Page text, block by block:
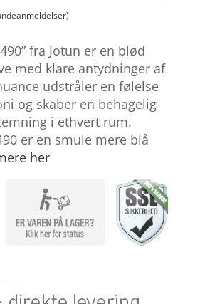
fra Jotun er en blød
med klare antydninger af
udstråler en følelse
og skaber en behagelig
i ethvert rum.
er en smule mere blå
her